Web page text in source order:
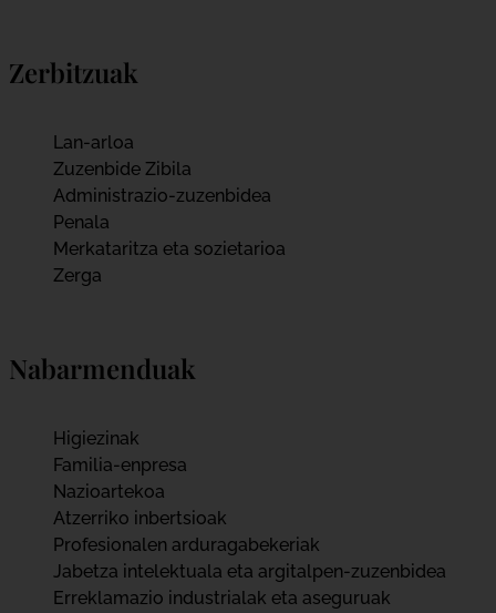
Zerbitzuak
Lan-arloa
Zuzenbide Zibila
Administrazio-zuzenbidea
Penala
Merkataritza eta sozietarioa
Zerga
Nabarmenduak
Higiezinak
Familia-enpresa
Nazioartekoa
Atzerriko inbertsioak
Profesionalen arduragabekeriak
Jabetza intelektuala eta argitalpen-zuzenbidea
Erreklamazio industrialak eta aseguruak